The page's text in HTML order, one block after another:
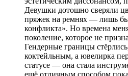
Девушки дотошно сверяли
пряжек на ремнях — лишь бы
конфликта». Но времена
поколение, которое не
Гендерные границы
коктейльным, а ювелирка
статусе — она стала
ещё отличным способом